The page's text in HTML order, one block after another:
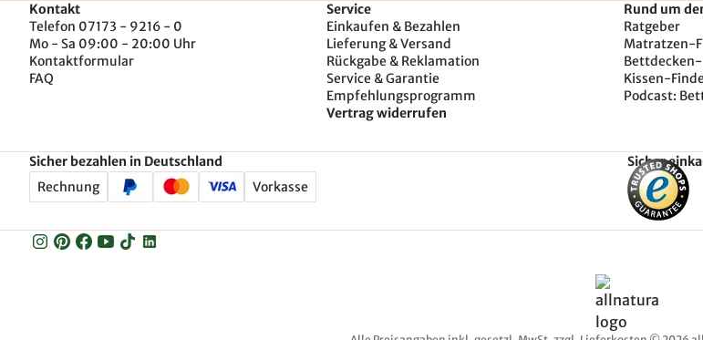
Kontakt
Telefon 07173 - 9216 - 0
Mo - Sa 09:00 - 20:00 Uhr
Kontaktformular
FAQ
Service
Einkaufen & Bezahlen
Lieferung & Versand
Rückgabe & Reklamation
Service & Garantie
Empfehlungsprogramm
Vertrag widerrufen
Rund um
Ratgeber
Matratzen-
Kissen-
Podcast:
Sicher bezahlen in Deutschland
Rechnung
Vorkasse
Sicher